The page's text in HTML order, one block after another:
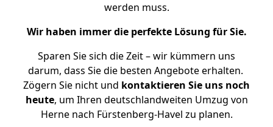
werden muss.
Wir haben immer die perfekte Lösung für Sie.
Sparen Sie sich die Zeit – wir kümmern uns
darum, dass Sie die besten Angebote erhalten.
Zögern Sie nicht und kontaktieren Sie uns noch
heute, um Ihren deutschlandweiten Umzug von
Herne nach Fürstenberg-Havel zu planen.